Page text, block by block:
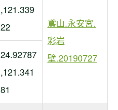
,121.339
22
鳶山.永安宮.
彩岩
壁.20190727
24.92787
,121.341
81